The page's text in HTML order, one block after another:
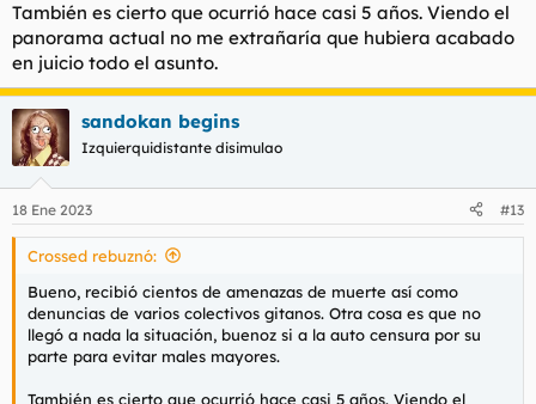
También es cierto que ocurrió hace casi 5 años. Viendo el
panorama actual no me extrañaría que hubiera acabado
en juicio todo el asunto.
sandokan begins
Izquierquidistante disimulao
18 Ene 2023 #13
Crossed rebuznó:
Bueno, recibió cientos de amenazas de muerte así como
denuncias de varios colectivos gitanos. Otra cosa es que no
llegó a nada la situación, buenoz si a la auto censura por su
parte para evitar males mayores.
También es cierto que ocurrió hace casi 5 años. Viendo el